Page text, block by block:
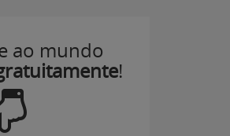
ao mundo
!